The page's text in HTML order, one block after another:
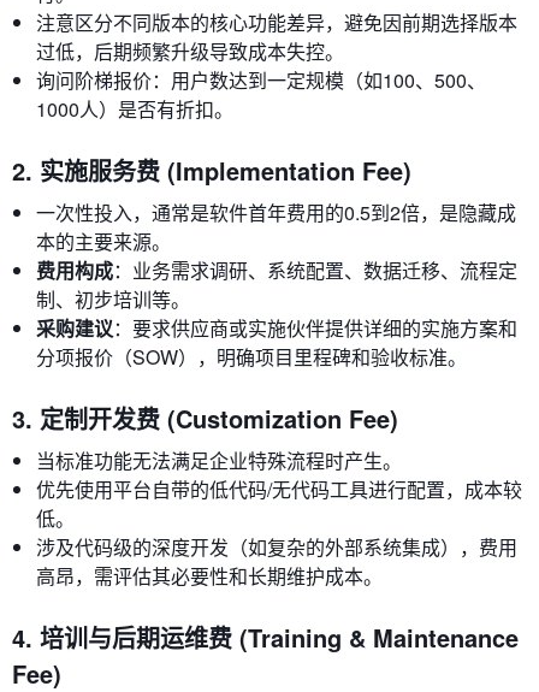
注意区分不同版本的核心功能差异，避免因前期选择版本
过低，后期频繁升级导致成本失控。
询问阶梯报价：用户数达到一定规模（如100、500、
1000人）是否有折扣。
2. 实施服务费 (Implementation Fee)
一次性投入，通常是软件首年费用的0.5到2倍，是隐藏成
本的主要来源。
费用构成：业务需求调研、系统配置、数据迁移、流程定
制、初步培训等。
采购建议：要求供应商或实施伙伴提供详细的实施方案和
分项报价（SOW），明确项目里程碑和验收标准。
3. 定制开发费 (Customization Fee)
当标准功能无法满足企业特殊流程时产生。
优先使用平台自带的低代码/无代码工具进行配置，成本较
低。
涉及代码级的深度开发（如复杂的外部系统集成），费用
高昂，需评估其必要性和长期维护成本。
4. 培训与后期运维费 (Training & Maintenance
Fee)